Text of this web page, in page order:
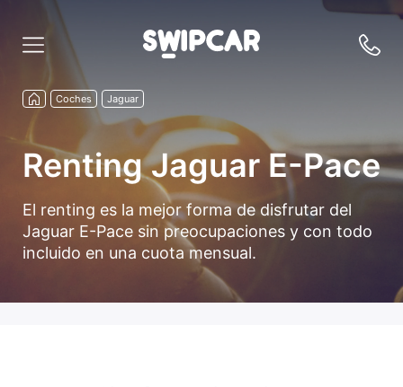
Coches Jaguar
Renting Jaguar E-Pace
El renting es la mejor forma de disfrutar del
Jaguar E-Pace sin preocupaciones y con todo
incluido en una cuota mensual.